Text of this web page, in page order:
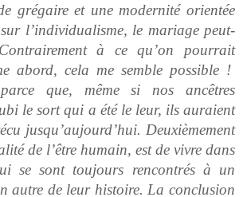
grégaire et une modernité orientée
sur l’individualisme, le mariage peut-
à ce qu’on pourrait
abord, cela me semble possible !
parce que, même si nos ancêtres
le sort qui a été le leur, ils auraient
jusqu’aujourd’hui. Deuxièmement
de l’être humain, est de vivre dans
se sont toujours rencontrés à un
autre de leur histoire. La conclusion